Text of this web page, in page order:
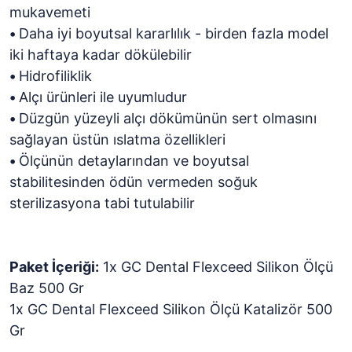
mukavemeti
• Daha iyi boyutsal kararlılık - birden fazla model
iki haftaya kadar dökülebilir
• Hidrofiliklik
• Alçı ürünleri ile uyumludur
• Düzgün yüzeyli alçı dökümünün sert olmasını
sağlayan üstün ıslatma özellikleri
• Ölçünün detaylarından ve boyutsal
stabilitesinden ödün vermeden soğuk
sterilizasyona tabi tutulabilir
Paket İçeriği: 1x GC Dental Flexceed Silikon Ölçü
Baz 500 Gr
1x GC Dental Flexceed Silikon Ölçü Katalizör 500
Gr